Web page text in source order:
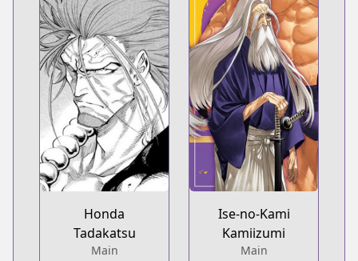
Honda
Tadakatsu
Main
Ise-no-Kami
Kamiizumi
Main